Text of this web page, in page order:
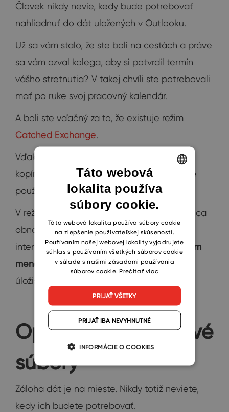
Človek nikdy nevie, kedy bude potrebovať
nahliadnuť do dát uložených v Outlooku.
Už sa vám stalo, že ste boli na cestách a práve
sa vám ozval kolega, aby si potvrdil termín
vášho stretnutia? V takej chvíli ste potrebovali
mať po ruke svoj pracovný kalendár.
A boli ste vďačný za to, že existuje režim
Catched Exchange.
Vďaka nemu sa celá schránka Outlooku
kopíruje do toho zariadenia, ktoré aktuálne
používate.
V režime Catched Exchange
môžete dokonca
obnoviť svoje dáta a to aj bez pripojenia k
internetu. Nezabúdajte však na pravidlo:
čím
menej dát, tým lepší chod. Svoje on-line
úložisko zbytočne nezahlcujte.
Optimalizujte dátové
súbory
Záloha dát je na mieste. Nikdy totiž neviete,
kedy ich budete potrebovať.
ENGLISH
SLOVAK
Táto webová
lokalita používa
súbory cookie.
Táto webová lokalita používa súbory cookie
na zlepšenie používateľskej skúsenosti.
Používaním našej webovej lokality vyjadrujete
súhlas s používaním všetkých súborov cookie
v súlade s našimi zásadami používania
súborov cookie. Prečítať viac
PRIJAŤ VŠETKY
PRIJAŤ IBA NEVYHNUTNÉ
INFORMÁCIE O COOKIES